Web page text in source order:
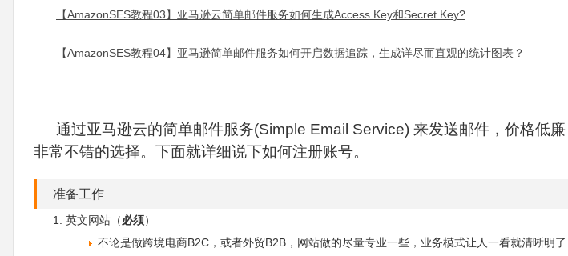
【AmazonSES教程03】亚马逊云简单邮件服务如何生成Access Key和Secret Key?
【AmazonSES教程04】亚马逊简单邮件服务如何开启数据追踪，生成详尽而直观的统计图表？
通过亚马逊云的简单邮件服务(Simple Email Service) 来发送邮件，价格低
非常不错的选择。下面就详细说下如何注册账号。
准备工作
英文网站（必须）
不论是做跨境电商B2C，或者外贸B2B，网站做的尽量专业一些，业务模式让人一看就清晰明